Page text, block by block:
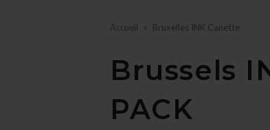
Accueil Bruxelles INK Canette
Brussels
PACK